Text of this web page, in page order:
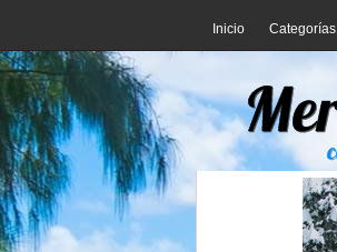
Inicio Categorías